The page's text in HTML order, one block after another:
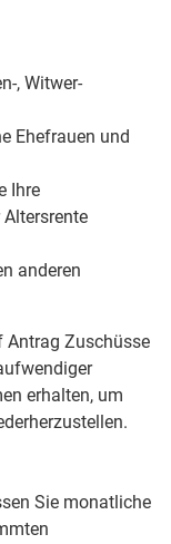
, Witwer-
Ehefrauen und
Ihre
anderen
Antrag Zuschüsse
diger
erhalten, um
Sie monatliche